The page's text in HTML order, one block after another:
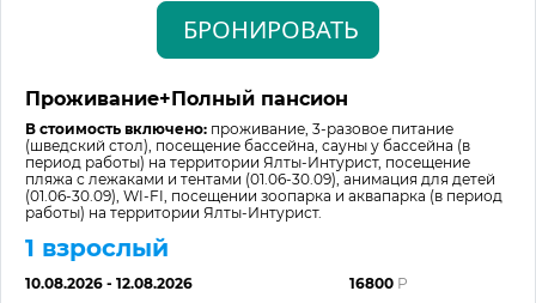
БРОНИРОВАТЬ
Проживание+Полный пансион
В стоимость включено: проживание, 3-разовое питание
(шведский стол), посещение бассейна, сауны у бассейна (в
период работы) на территории Ялты-Интурист, посещение
пляжа с лежаками и тентами (01.06-30.09), анимация для детей
(01.06-30.09), WI-FI, посещении зоопарка и аквапарка (в период
работы) на территории Ялты-Интурист.
1 взрослый
10.08.2026 - 12.08.2026
16800 Р